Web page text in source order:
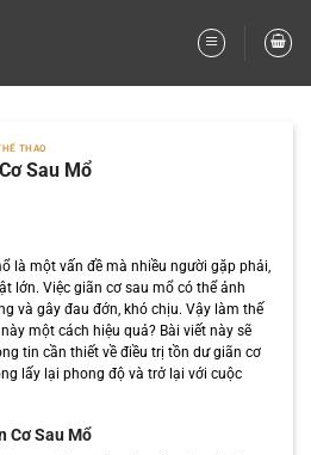
THAO
Sau Mổ
là một vấn đề mà nhiều người gặp phải,
lớn. Việc giãn cơ sau mổ có thể ảnh
và gây đau đớn, khó chịu. Vậy làm thế
một cách hiệu quả? Bài viết này sẽ
tin cần thiết về điều trị tồn dư giãn cơ
lấy lại phong độ và trở lại với cuộc
Cơ Sau Mổ